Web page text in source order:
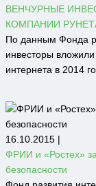
ВЕНЧУРНЫЕ
КОМПАНИИ
По данным Фонда
инвесторы
интернета в 2014
16.10.2015 |
ФРИИ и «Ростех»
безопасности